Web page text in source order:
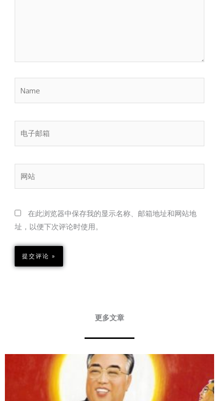
箱
站
在此浏览器中保存我的显示名称、邮箱地址和网站地
址，以便下次评论时使用。
更多文章
PagePagePage PagePagePage PagePagePage PagePagePage
PagePagePage PagePage Page PagePagePage Page
Page PagePage PagePagePage